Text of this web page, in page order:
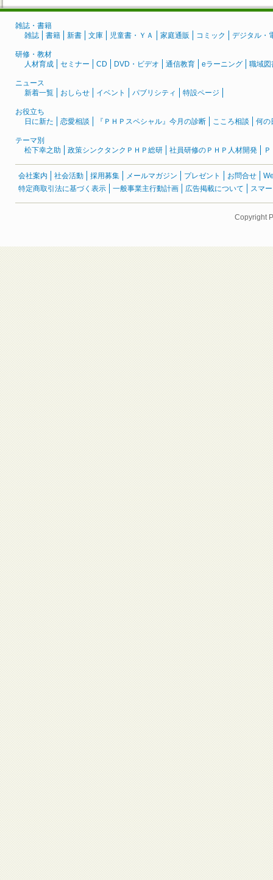
雑誌・書籍
雑誌
書籍 新書 文庫 児童書・ＹＡ 家庭通販 コミック デジタル・
研修・教材
人材育成
セミナー CD DVD・ビデオ 通信教育 eラーニング 職域図
ニュース
新着一覧
おしらせ イベント パブリシティ 特設ページ
お役立ち
日に新た
恋愛相談 『ＰＨＰスペシャル』今月の診断 こころ相談 何の
テーマ別
松下幸之助
政策シンクタンクＰＨＰ総研 社員研修のＰＨＰ人材開発
会社案内 社会活動 採用募集 メールマガジン プレゼント お問合せ
特定商取引法に基づく表示
一般事業主行動計画 広告掲載について スマ
Copyright